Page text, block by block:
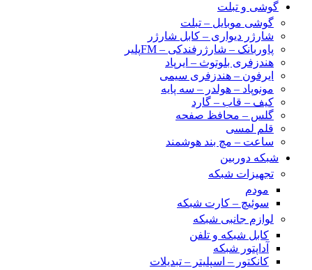
گوشی و تبلت
گوشی موبایل – تبلت
شارژر دیواری – کابل شارژر
پاوربانک – شارژرفندکی – FMپلیر
هندزفری بلوتوث – ایرپاد
ایرفون – هندزفری سیمی
مونوپاد – هولدر – سه پایه
کیف – قاب – گارد
گلس – محافظ صفحه
قلم لمسی
ساعت – مچ بند هوشمند
شبکه دوربین
تجهیزات شبکه
مودم
سوئیچ – کارت شبکه
لوازم جانبی شبکه
کابل شبکه و تلفن
آداپتور شبکه
کانکتور – اسپلیتر – تبدیلات